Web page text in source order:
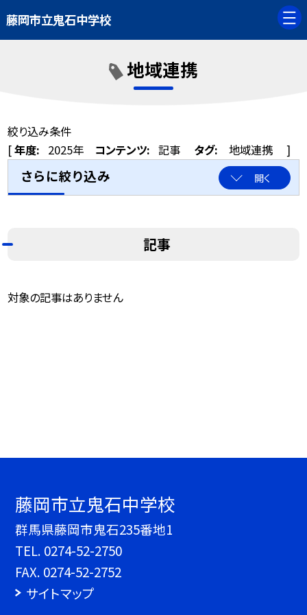
藤岡市立鬼石中学校
地域連携
絞り込み条件
[年度: 2025年 コンテンツ: 記事 タグ: 地域連携 ]
さらに絞り込み 開く
記事
対象の記事はありません
藤岡市立鬼石中学校
群馬県藤岡市鬼石235番地1
TEL. 0274-52-2750
FAX. 0274-52-2752
サイトマップ